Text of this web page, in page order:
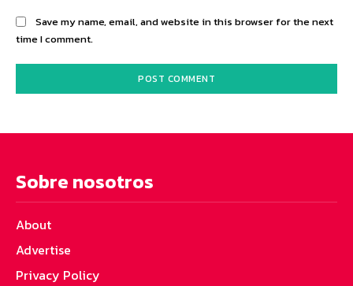
Save my name, email, and website in this browser for the next
time I comment.
Sobre nosotros
About
Advertise
Privacy Policy